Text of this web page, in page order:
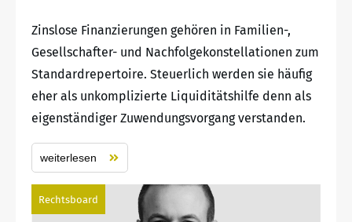
Zinslose Finanzierungen gehören in Familien-,
Gesellschafter- und Nachfolgekonstellationen zum
Standardrepertoire. Steuerlich werden sie häufig
eher als unkomplizierte Liquiditätshilfe denn als
eigenständiger Zuwendungsvorgang verstanden.
weiterlesen
Rechtsboard